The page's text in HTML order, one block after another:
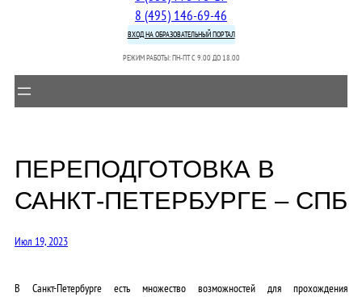
8 (495) 146-69-46
ВХОД НА ОБРАЗОВАТЕЛЬНЫЙ ПОРТАЛ
РЕЖИМ РАБОТЫ: ПН-ПТ C 9.00 ДО 18.00
ПЕРЕПОДГОТОВКА В
САНКТ-ПЕТЕРБУРГЕ – СПБ
Июл 19, 2023
В Санкт-Петербурге есть множество возможностей для прохождения